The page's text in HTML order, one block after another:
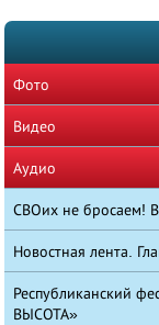
Фото
Видео
Аудио
СВОих не бросаем!
Новостная лента.
Республиканский
ВЫСОТА»